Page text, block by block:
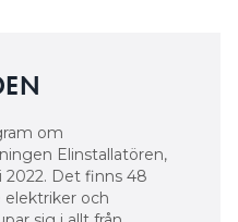
om
Elinstallatören,
2022. Det finns 48
elektriker och